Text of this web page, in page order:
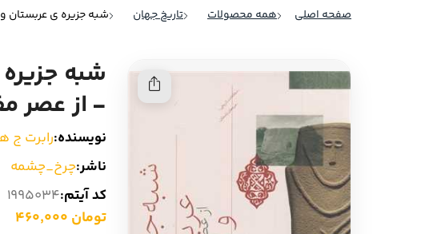
ادبیات ایران
ادبیات فرانسه
ادبیات ایتالیا
ادبیات روسیه
ادبیات آمریکای لاتین
ادبیات آلمان
صفحه اصلی همه محصولات تاریخ جهان شبه جزیره ی عربستان
شبه
- از عصر
نویسنده:رابرت ج
ناشر:چرخ_چشمه
کد آیتم:1995034
تومان 460,000